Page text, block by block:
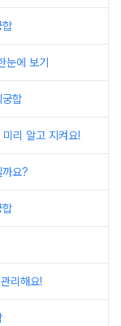
합
눈에 보기
합
리 알고 지켜요!
요?
합
리해요!